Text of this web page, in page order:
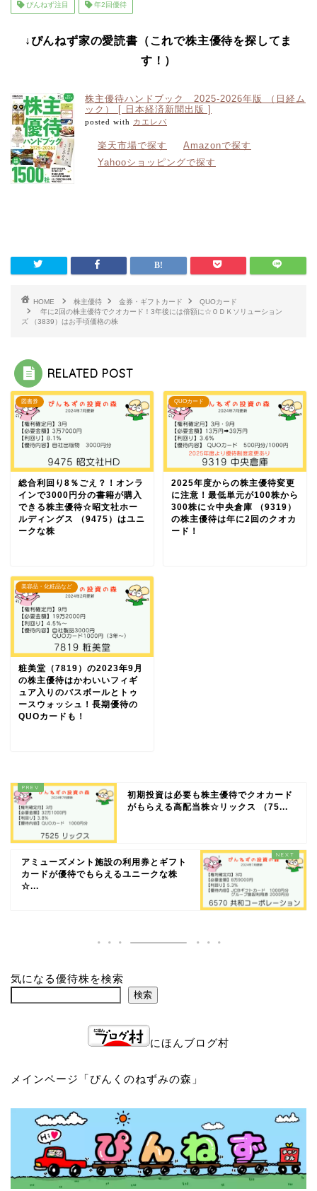
ぴんねず注目 年2回優待
↓ぴんねず家の愛読書（これで株主優待を探してま
す！）
株主優待ハンドブック 2025-2026年版 （日経ム
ック） [ 日本経済新聞出版 ]
posted with カエレバ
楽天市場で探す
Amazonで探す
Yahooショッピングで探す
HOME 株主優待 金券・ギフトカード
QUOカード
年に2回の株主優待でクオカード！3年後には倍額に☆ＯＤＫソリューション
ズ （3839）はお手頃価格の株
RELATED POST
図書券
総合利回り8％ごえ？！オンラ
インで3000円分の書籍が購入
できる株主優待☆昭文社ホー
ルディングス （9475）はユニ
ークな株
QUOカード
2025年度からの株主優待変更
に注意！最低単元が100株から
300株に☆中央倉庫 （9319）
の株主優待は年に2回のクオカ
ード！
美容品・化粧品など
粧美堂（7819）の2023年9月
の株主優待はかわいいフィギ
ュア入りのバスボールとトゥ
ースウォッシュ！長期優待の
QUOカードも！
初期投資は必要も株主優待でクオカード
がもらえる高配当株☆リックス （75...
アミューズメント施設の利用券とギフト
カードが優待でもらえるユニークな株
☆...
気になる優待株を検索
検索
にほんブログ村
メインページ「ぴんくのねずみの森 」